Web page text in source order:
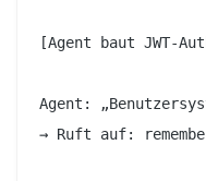
[Agent baut JWT-
Agent:
→ Ruft auf: